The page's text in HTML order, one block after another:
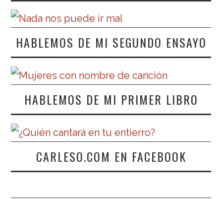
HABLEMOS DE MI SEGUNDO ENSAYO
HABLEMOS DE MI PRIMER LIBRO
CARLESO.COM EN FACEBOOK